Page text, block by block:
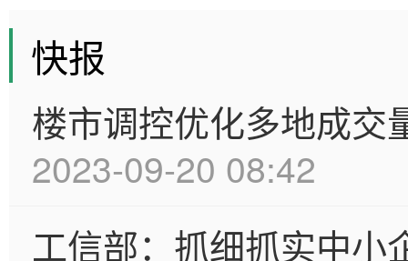
快报
楼市调控优化多地成交
2023-09-20 08:42
工信部：抓细抓实中小